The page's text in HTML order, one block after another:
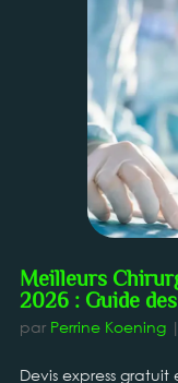
Meilleurs
2026 : Guide
par Perrine Koening|
Devis express gratuit